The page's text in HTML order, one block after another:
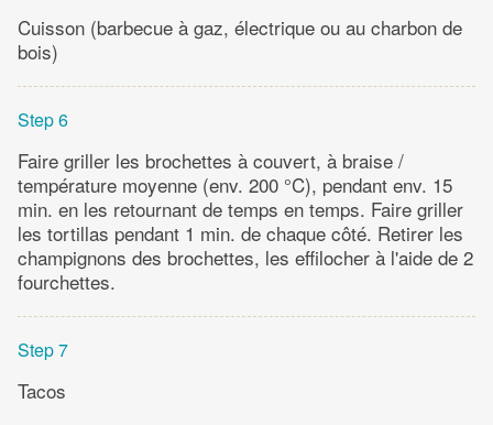
Cuisson (barbecue à gaz, électrique ou au charbon de
bois)
Step 6
Faire griller les brochettes à couvert, à braise /
température moyenne (env. 200 °C), pendant env. 15
min. en les retournant de temps en temps. Faire griller
les tortillas pendant 1 min. de chaque côté. Retirer les
champignons des brochettes, les effilocher à l'aide de 2
fourchettes.
Step 7
Tacos